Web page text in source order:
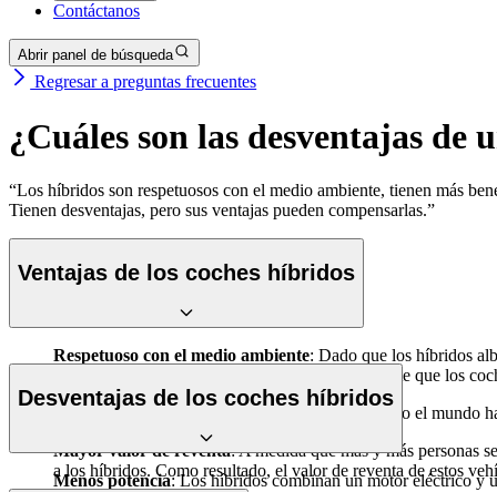
Contáctanos
Abrir panel de búsqueda
Regresar a preguntas frecuentes
¿Cuáles son las desventajas de
“Los híbridos son respetuosos con el medio ambiente, tienen más
Tienen desventajas, pero sus ventajas pueden compensarlas.”
Ventajas de los coches híbridos
Respetuoso con el medio ambiente: Dado que los híbridos
eso, tienen un kilometraje de gasolina más eficiente que los
Beneficios financieros
: Muchos gobiernos de todo el mundo
Mayor valor de reventa: A medida que más y más personas
a los híbridos. Como resultado, el valor de reventa de estos
Desventajas de los coches híbridos
Menos potencia: Los híbridos combinan un motor eléctrico y